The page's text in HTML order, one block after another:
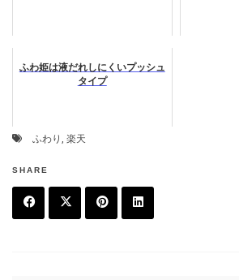
ふわ姫は液だれしにくいプッシュ
タイプ
ふわり , 楽天
SHARE